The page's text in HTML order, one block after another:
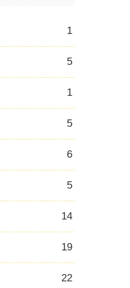
1
5
1
5
6
5
14
19
22